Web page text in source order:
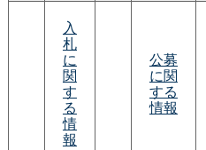
入
札
に
関
す
る
情
報
公募
に関
する
情報